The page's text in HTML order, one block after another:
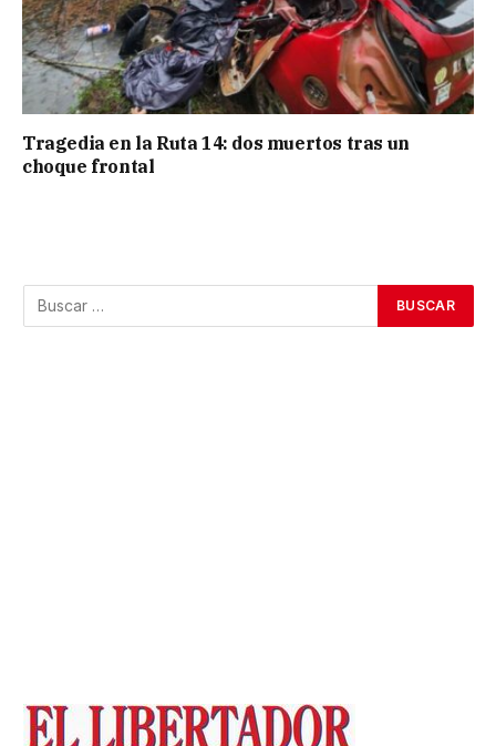
Tragedia en la Ruta 14: dos muertos tras un
choque frontal